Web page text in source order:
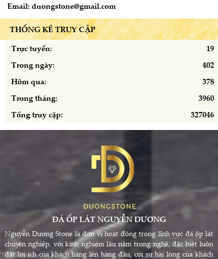
Email: duongstone@gmail.com
THỐNG KÊ TRUY CẬP
Trực tuyến:
19
Trong ngày:
402
Hôm qua:
378
Trong tháng:
3960
Tổng truy cập:
327046
ĐÁ ỐP LÁT NGUYỄN DƯƠNG
Nguyễn Dương Stone là đơn vị hoạt động trong lĩnh vực đá ốp lát
chuyên nghiệp, với kinh nghiệm lâu năm trong nghề, đặc biệt luôn
đặt lợi ích của khách hàng lên hàng đầu, coi sự hài lòng của khách